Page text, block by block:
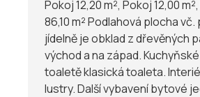
Pokoj 12,20 m², Pokoj 12,00
86,10 m² Podlahová plocha vč. příslušenství: 92,30 m² Bytové jádro je zděné. Vnitřní omítky
jídelně je obklad z dřevěných
východ a na západ.
toaletě klasická toaleta.
lustry. Další vybavení bytové